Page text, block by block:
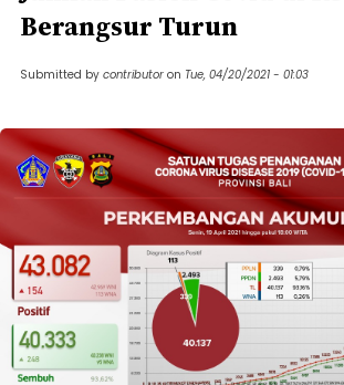
Berangsur Turun
Submitted by contributor on Tue, 04/20/2021 - 01:03